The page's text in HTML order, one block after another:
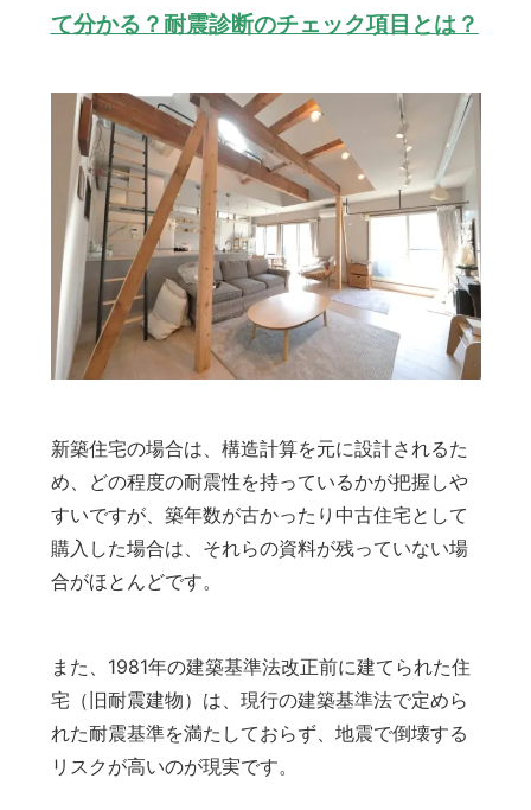
て分かる？耐震診断のチェック項目とは？
新築住宅の場合は、構造計算を元に設計されるた
め、どの程度の耐震性を持っているかが把握しや
すいですが、築年数が古かったり中古住宅として
購入した場合は、それらの資料が残っていない場
合がほとんどです。
また、1981年の建築基準法改正前に建てられた住
宅（旧耐震建物）は、現行の建築基準法で定めら
れた耐震基準を満たしておらず、地震で倒壊する
リスクが高いのが現実です。